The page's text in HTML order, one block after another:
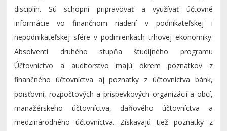
disciplín. Sú schopní pripravovať a využívať účtovné
informácie vo finančnom riadení v podnikateľskej i
nepodnikateľskej sfére v podmienkach trhovej ekonomiky.
Absolventi druhého stupňa študijného programu
Účtovníctvo a audítorstvo majú okrem poznatkov z
finančného účtovníctva aj poznatky z účtovníctva bánk,
poisťovní, rozpočtových a príspevkových organizácií a obcí,
manažérskeho účtovníctva, daňového účtovníctva a
medzinárodného účtovníctva. Získavajú tiež poznatky z